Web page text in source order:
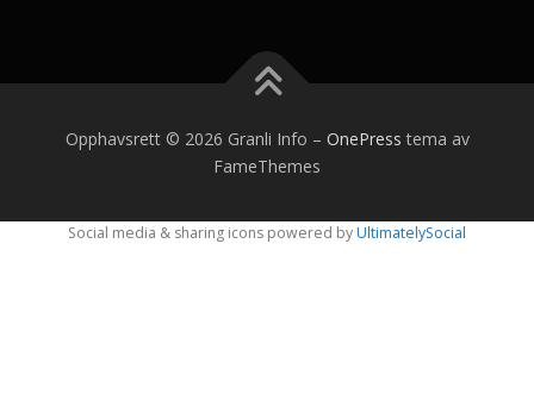
Opphavsrett © 2026 Granli Info – OnePress tema av
FameThemes
Social media & sharing icons powered byUltimatelySocial